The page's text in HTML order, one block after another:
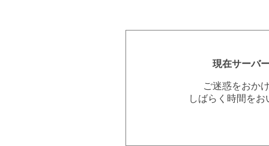
現在サーバ
ご迷惑をおか
しばらく時間を